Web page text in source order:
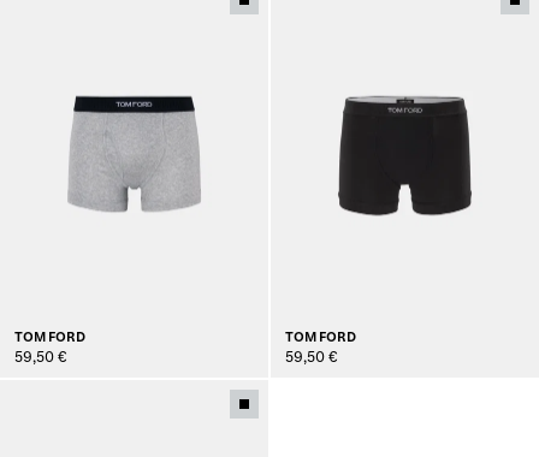
TOM FORD
59,50 €
TOM FORD
59,50 €